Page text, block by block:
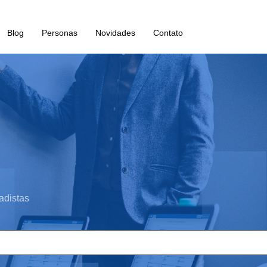
Blog Personas Novidades Contato